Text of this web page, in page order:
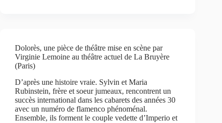
Dolorès, une pièce de théâtre mise en scène par
Virginie Lemoine au théâtre actuel de La Bruyère
(Paris)
D’après une histoire vraie. Sylvin et Maria
Rubinstein, frère et soeur jumeaux, rencontrent un
succès international dans les cabarets des années 30
avec un numéro de flamenco phénoménal.
Ensemble, ils forment le couple vedette d’Imperio et